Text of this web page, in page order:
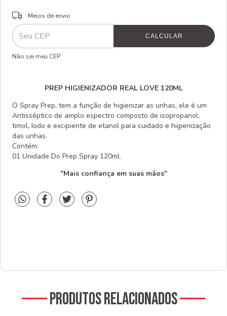
Entregas para o CEP:
Meios de envio
CALCULAR
Não sei meu CEP
PREP HIGIENIZADOR REAL LOVE 120ML
O Spray Prep, tem a função de higienizar as unhas, ele é um
Antisséptico de amplo espectro composto de isopropanol,
timol, Iodo e excipiente de etanol para cuidado e higienização
das unhas.
Contém:
01 Unidade Do Prep Spray 120ml.
"Mais confiança em suas mãos"
Produtos relacionados